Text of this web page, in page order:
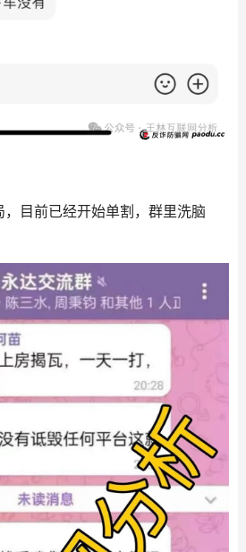
目前已经开始单割，群里洗脑